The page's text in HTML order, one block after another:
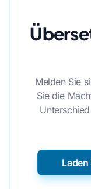
Melden Sie
Sie die
Laden